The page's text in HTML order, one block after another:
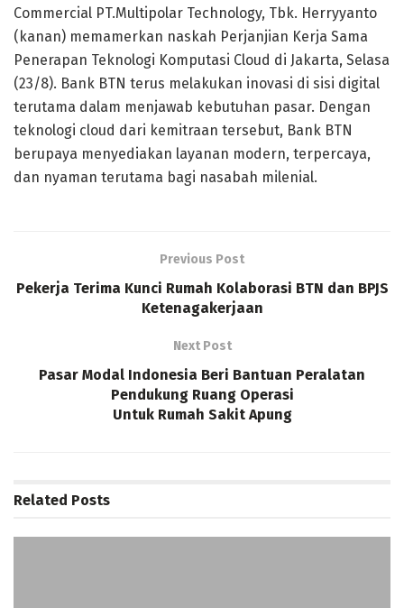
Commercial PT.Multipolar Technology, Tbk. Herryyanto
(kanan) memamerkan naskah Perjanjian Kerja Sama
Penerapan Teknologi Komputasi Cloud di Jakarta, Selasa
(23/8). Bank BTN terus melakukan inovasi di sisi digital
terutama dalam menjawab kebutuhan pasar. Dengan
teknologi cloud dari kemitraan tersebut, Bank BTN
berupaya menyediakan layanan modern, terpercaya,
dan nyaman terutama bagi nasabah milenial.
Previous Post
Pekerja Terima Kunci Rumah Kolaborasi BTN dan BPJS
Ketenagakerjaan
Next Post
Pasar Modal Indonesia Beri Bantuan Peralatan
Pendukung Ruang Operasi
Untuk Rumah Sakit Apung
Related Posts